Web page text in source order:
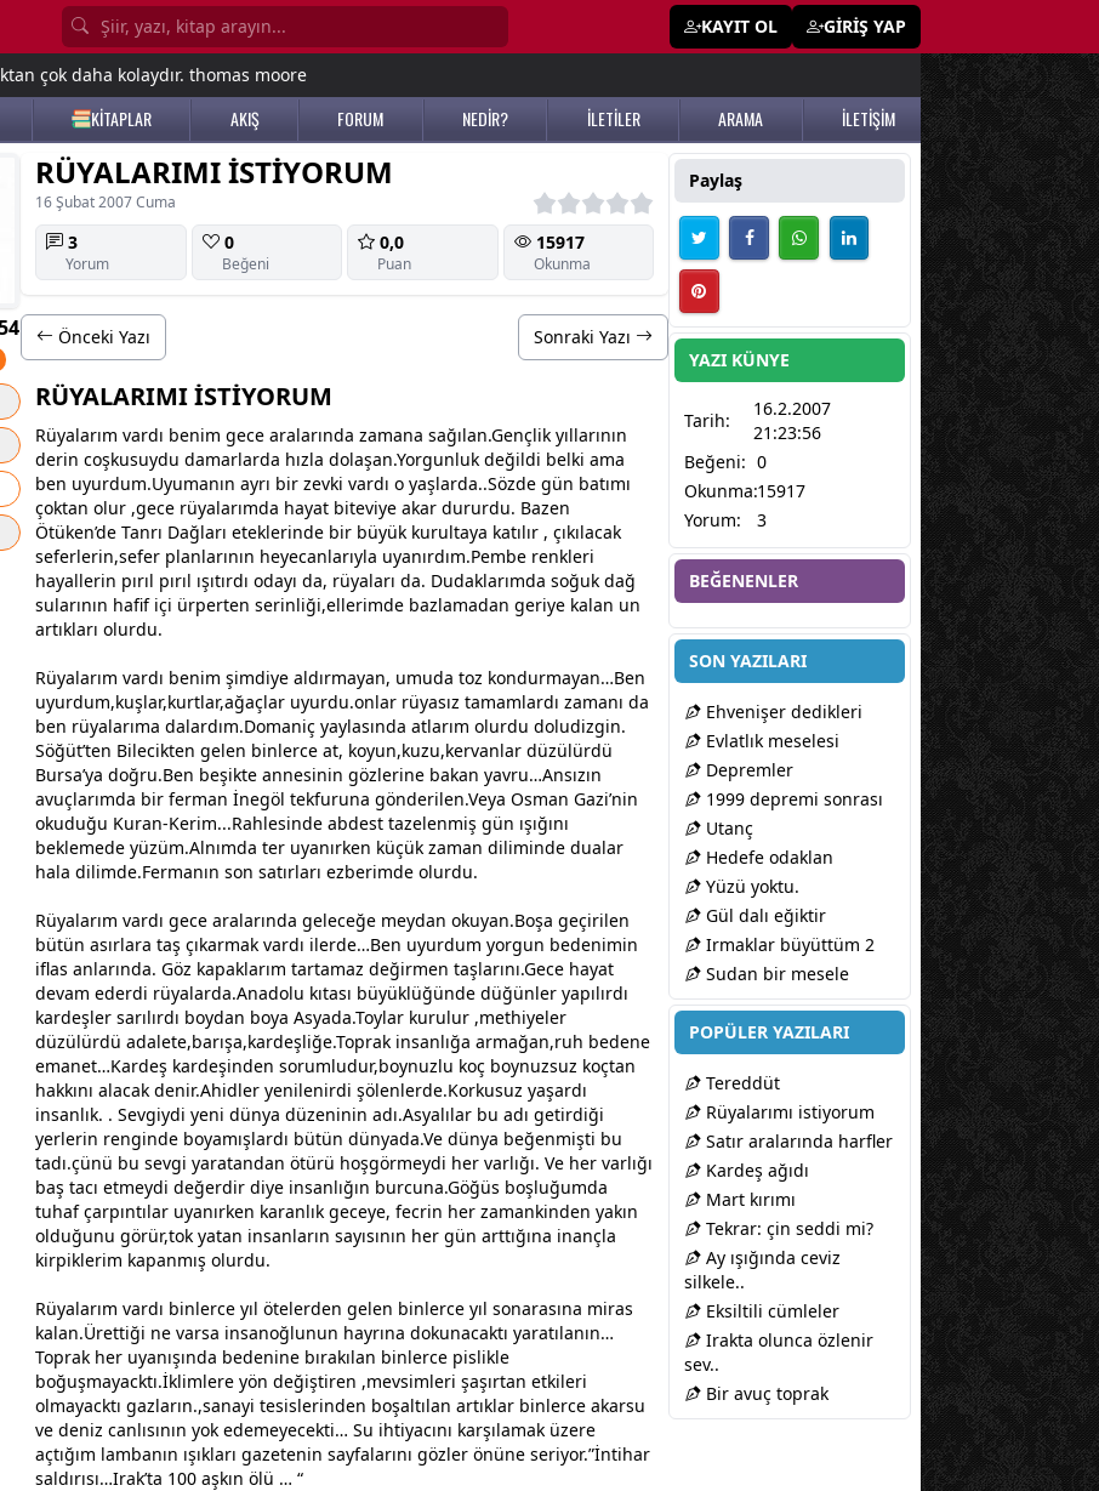
KAYIT OL GİRİŞ YAP
çok daha kolaydır. thomas moore
KİTAPLAR AKIŞ FORUM NEDİR? İLETİLER ARAMA İLETİŞİM
RÜYALARIMI İSTİYORUM
16 Şubat 2007 Cuma
3
Yorum
0
Beğeni
0,0
Puan
15917
Okunma
Önceki Yazı Sonraki Yazı
RÜYALARIMI İSTİYORUM
Rüyalarım vardı benim gece aralarında zamana sağılan.Gençlik yıllarının
derin coşkusuydu damarlarda hızla dolaşan.Yorgunluk değildi belki ama
ben uyurdum.Uyumanın ayrı bir zevki vardı o yaşlarda..Sözde gün batımı
çoktan olur ,gece rüyalarımda hayat biteviye akar dururdu. Bazen
Ötüken’de Tanrı Dağları eteklerinde bir büyük kurultaya katılır , çıkılacak
seferlerin,sefer planlarının heyecanlarıyla uyanırdım.Pembe renkleri
hayallerin pırıl pırıl ışıtırdı odayı da, rüyaları da. Dudaklarımda soğuk dağ
sularının hafif içi ürperten serinliği,ellerimde bazlamadan geriye kalan un
artıkları olurdu.
Rüyalarım vardı benim şimdiye aldırmayan, umuda toz kondurmayan…Ben
uyurdum,kuşlar,kurtlar,ağaçlar uyurdu.onlar rüyasız tamamlardı zamanı da
ben rüyalarıma dalardım.Domaniç yaylasında atlarım olurdu doludizgin.
Söğüt’ten Bilecikten gelen binlerce at, koyun,kuzu,kervanlar düzülürdü
Bursa’ya doğru.Ben beşikte annesinin gözlerine bakan yavru…Ansızın
avuçlarımda bir ferman İnegöl tekfuruna gönderilen.Veya Osman Gazi’nin
okuduğu Kuran-Kerim...Rahlesinde abdest tazelenmiş gün ışığını
beklemede yüzüm.Alnımda ter uyanırken küçük zaman diliminde dualar
hala dilimde.Fermanın son satırları ezberimde olurdu.
Rüyalarım vardı gece aralarında geleceğe meydan okuyan.Boşa geçirilen
bütün asırlara taş çıkarmak vardı ilerde…Ben uyurdum yorgun bedenimin
iflas anlarında. Göz kapaklarım tartamaz değirmen taşlarını.Gece hayat
devam ederdi rüyalarda.Anadolu kıtası büyüklüğünde düğünler yapılırdı
kardeşler sarılırdı boydan boya Asyada.Toylar kurulur ,methiyeler
düzülürdü adalete,barışa,kardeşliğe.Toprak insanlığa armağan,ruh bedene
emanet…Kardeş kardeşinden sorumludur,boynuzlu koç boynuzsuz koçtan
hakkını alacak denir.Ahidler yenilenirdi şölenlerde.Korkusuz yaşardı
insanlık. . Sevgiydi yeni dünya düzeninin adı.Asyalılar bu adı getirdiği
yerlerin renginde boyamışlardı bütün dünyada.Ve dünya beğenmişti bu
tadı.çünü bu sevgi yaratandan ötürü hoşgörmeydi her varlığı. Ve her varlığı
baş tacı etmeydi değerdir diye insanlığın burcuna.Göğüs boşluğumda
tuhaf çarpıntılar uyanırken karanlık geceye, fecrin her zamankinden yakın
olduğunu görür,tok yatan insanların sayısının her gün arttığına inançla
kirpiklerim kapanmış olurdu.
Rüyalarım vardı binlerce yıl ötelerden gelen binlerce yıl sonarasına miras
kalan.Ürettiği ne varsa insanoğlunun hayrına dokunacaktı yaratılanın…
Toprak her uyanışında bedenine bırakılan binlerce pislikle
boğuşmayacktı.İklimlere yön değiştiren ,mevsimleri şaşırtan etkileri
olmayacktı gazların.,sanayi tesislerinden boşaltılan artıklar binlerce akarsu
ve deniz canlısının yok edemeyecekti… Su ihtiyacını karşılamak üzere
açtığım lambanın ışıkları gazetenin sayfalarını gözler önüne seriyor.”İntihar
saldırısı…Irak’ta 100 aşkın ölü … “
Paylaş
YAZI KÜNYE
Tarih:
16.2.2007
21:23:56
Beğeni: 0
Okunma:15917
Yorum:
3
BEĞENENLER
SON YAZILARI
Ehvenişer dedikleri
Evlatlık meselesi
Depremler
1999 depremi sonrası
Utanç
Hedefe odaklan
Yüzü yoktu.
Gül dalı eğiktir
Irmaklar büyüttüm 2
Sudan bir mesele
POPÜLER YAZILARI
Tereddüt
Rüyalarımı istiyorum
Satır aralarında harfler
Kardeş ağıdı
Mart kırımı
Tekrar: çin seddi mi?
Ay ışığında ceviz
silkele..
Eksiltili cümleler
Irakta olunca özlenir
sev..
Bir avuç toprak